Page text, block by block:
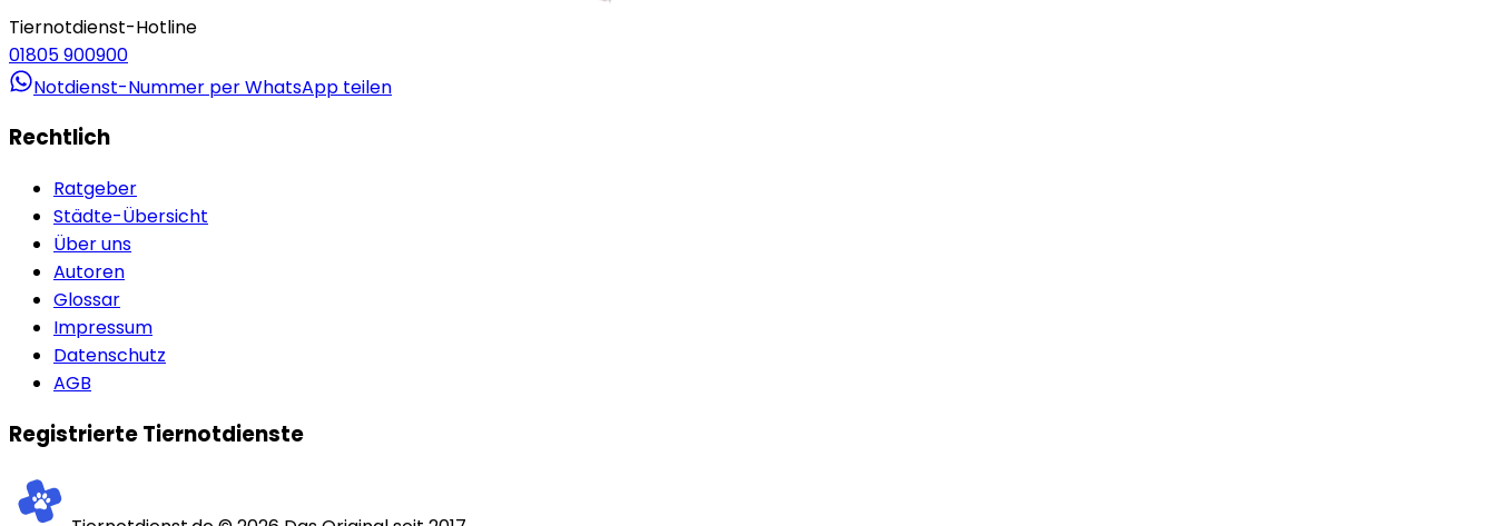
Tiernotdienst-Hotline
01805 900900
Notdienst-Nummer per WhatsApp teilen
Rechtlich
Ratgeber
Städte-Übersicht
Über uns
Autoren
Glossar
Impressum
Datenschutz
AGB
Registrierte Tiernotdienste